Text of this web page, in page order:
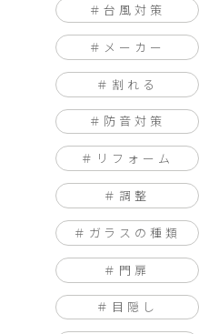
台風対策
メーカー
割れる
防音対策
リフォーム
調整
ガラスの種類
門扉
目隠し